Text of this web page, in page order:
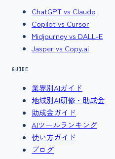
ChatGPT vs Claude
Copilot vs Cursor
Midjourney vs DALL-E
Jasper vs Copy.ai
GUIDE
業界別AIガイド
地域別AI研修・助成金
助成金ガイド
AIツールランキング
使い方ガイド
ブログ